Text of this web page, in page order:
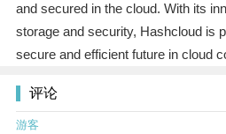
and secured in the cloud. With its
storage and security, Hashcloud is
secure and efficient future in cloud
评论
游客